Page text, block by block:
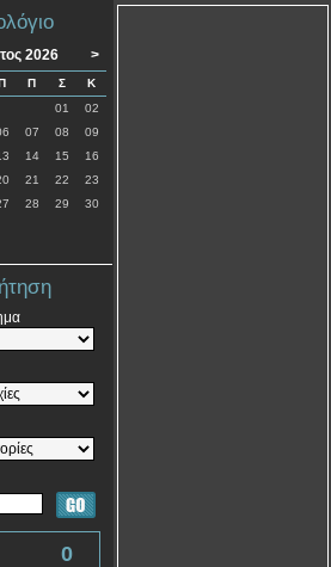
2026 >
Π Σ
Κ
01
02
07 08
09
14 15
16
21 22
23
28 29
30
0